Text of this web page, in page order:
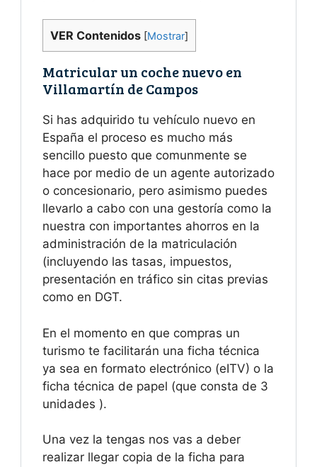
VER Contenidos [Mostrar]
Matricular un coche nuevo en
Villamartín de Campos
Si has adquirido tu vehículo nuevo en
España el proceso es mucho más
sencillo puesto que comunmente se
hace por medio de un agente autorizado
o concesionario, pero asimismo puedes
llevarlo a cabo con una gestoría como la
nuestra con importantes ahorros en la
administración de la matriculación
(incluyendo las tasas, impuestos,
presentación en tráfico sin citas previas
como en DGT.
En el momento en que compras un
turismo te facilitarán una ficha técnica
ya sea en formato electrónico (eITV) o la
ficha técnica de papel (que consta de 3
unidades ).
Una vez la tengas nos vas a deber
realizar llegar copia de la ficha para